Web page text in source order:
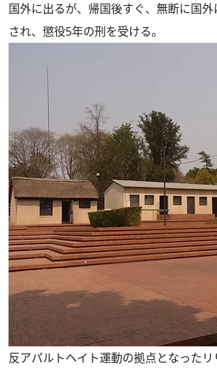
国外に出るが、帰国後すぐ、無断に国
され、懲役5年の刑を受ける。
反アパルトヘイト運動の拠点となった